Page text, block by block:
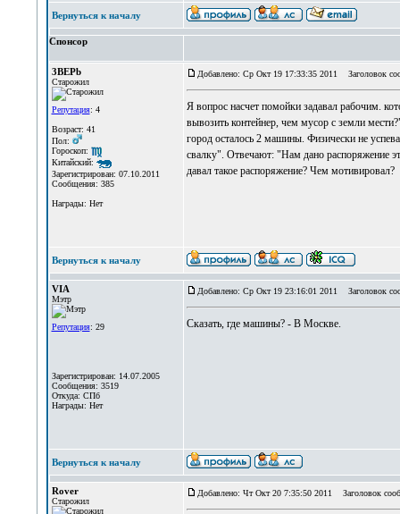
Вернуться к началу
Спонсор
3BEPb
Старожил
Репутация: 4
Возраст: 41
Пол:
Гороскоп:
Китайский:
Зарегистрирован: 07.10.2011
Сообщения: 385
Награды: Нет
Добавлено: Ср Окт 19 17:33:35 2011 Заголовок
Я вопрос насчет помойки задавал рабочим.
вывозить контейнер, чем мусор с земли
город осталось 2 машины. Физически не
свалку". Отвечают: "Нам дано распоряжение
давал такое распоряжение? Чем мотивировал?
Вернуться к началу
VIA
Мэтр
Репутация: 29
Зарегистрирован: 14.07.2005
Сообщения: 3519
Откуда: СПб
Награды: Нет
Добавлено: Ср Окт 19 23:16:01 2011 Заголовок
Сказать, где машины? - В Москве.
Вернуться к началу
Rover
Старожил
Добавлено: Чт Окт 20 7:35:50 2011 Заголовок